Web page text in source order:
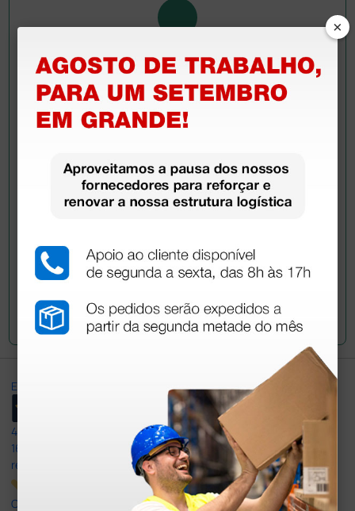
Pergunte a um colega
esclarecimentos? Envie agora a sua questão aos
colegas que já adquiriram este produto.
Envie a sua questão
Excellent
4,8
165
reviews
Our 4 and 5 star reviews.
×